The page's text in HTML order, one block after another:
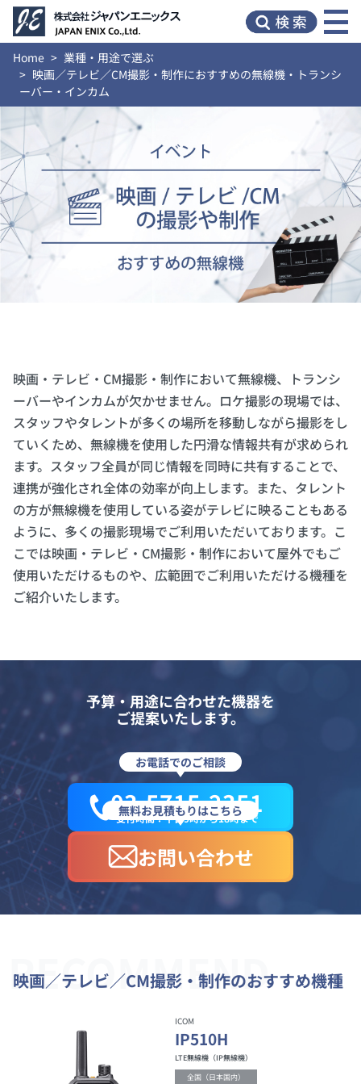
Home
業種・用途で選ぶ
映画／テレビ／CM撮影・制作におすすめの無線機・トランシ
ーバー・インカム
映画・テレビ・CM撮影・制作において無線機、トランシ
ーバーやインカムが欠かせません。ロケ撮影の現場では、
スタッフやタレントが多くの場所を移動しながら撮影をし
ていくため、無線機を使用した円滑な情報共有が求められ
ます。スタッフ全員が同じ情報を同時に共有することで、
連携が強化され全体の効率が向上します。また、タレント
の方が無線機を使用している姿がテレビに映ることもある
ように、多くの撮影現場でご利用いただいております。こ
こでは映画・テレビ・CM撮影・制作において屋外でもご
使用いただけるものや、広範囲でご利用いただける機種を
ご紹介いたします。
予算・用途に合わせた機器を
ご提案いたします。
お電話でのご相談
03-5715-2351
受付時間：平日9時から18時まで
無料お見積もりはこちら
お問い合わせ
RECOMMEND
映画／テレビ／CM撮影・制作のおすすめ機種
ICOM
IP510H
LTE無線機（IP無線機）
全国（日本国内）